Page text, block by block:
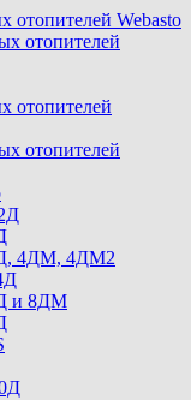
отопителей Webasto
отопителей
отопителей
отопителей
4ДМ, 4ДМ2
и 8ДМ